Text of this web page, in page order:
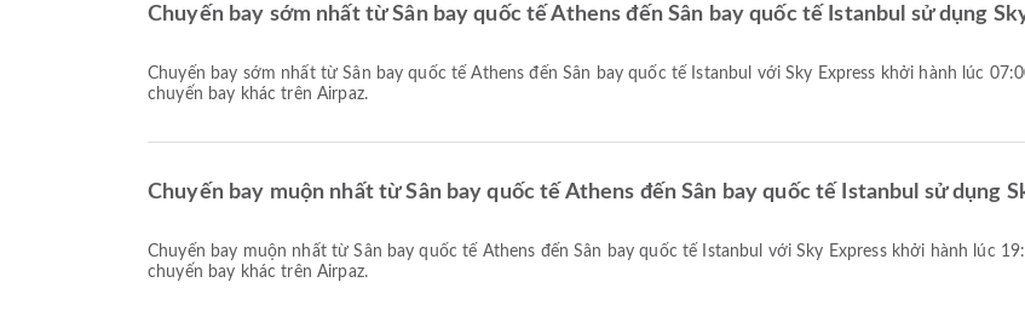
Chuyến bay sớm nhất từ Sân bay quốc tế Athens đến Sân bay quốc tế Istanbul sử dụng
Chuyến bay sớm nhất từ Sân bay quốc tế Athens đến Sân bay quốc tế Istanbul với Sky Express khởi hành lúc 07:00. Bạn có thể xem lịch trình này và so sánh các lựa chọn
chuyến bay khác trên Airpaz.
Chuyến bay muộn nhất từ Sân bay quốc tế Athens đến Sân bay quốc tế Istanbul sử dụng
Chuyến bay muộn nhất từ Sân bay quốc tế Athens đến Sân bay quốc tế Istanbul với Sky Express khởi hành lúc 19:15. Bạn có thể xem lịch trình này và so sánh các lựa chọn
chuyến bay khác trên Airpaz.